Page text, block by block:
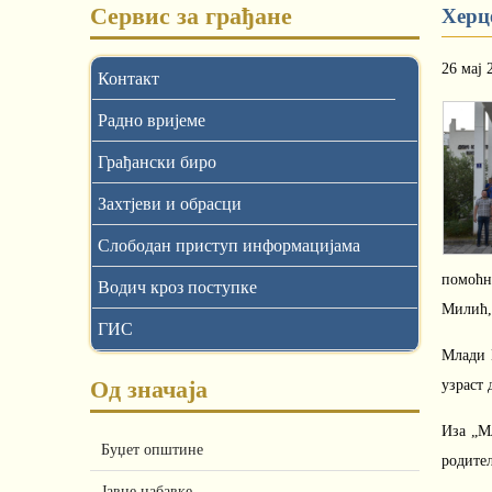
Сервис за грађане
Контакт
Радно вријеме
Грађански биро
Захтјеви и обрасци
Слободан приступ информацијама
Водич кроз поступке
ГИС
Од значаја
Буџет општине
26 мај
Милић,
Млади
узраст
Иза